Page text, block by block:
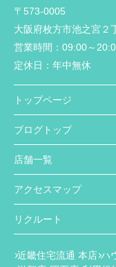
〒573-0005
大阪府枚方市池之宮２
営業時間： 09:00～
定休日： 年中無休
トップページ
ブログトップ
店舗一覧
アクセスマップ
リクルート
近畿住宅流通 本店 ハ